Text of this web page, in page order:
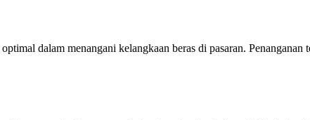
dalam menangani kelangkaan beras di pasaran. Penanganan